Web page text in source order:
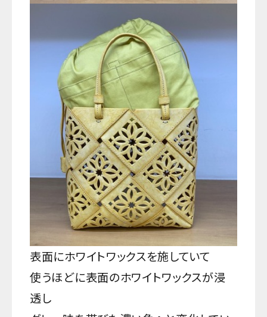
表面にホワイトワックスを施していて
使うほどに表面のホワイトワックスが浸
透し